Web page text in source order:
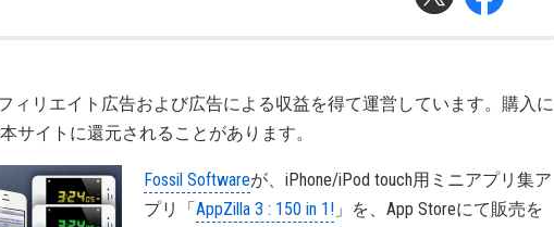
ィリエイト広告および広告による収益を得て運営しています。購入に
サイトに還元されることがあります。
Fossil Softwareが、iPhone/iPod touch用ミニアプリ集ア
プリ「AppZilla 3 : 150 in 1! 」を、App Storeにて販売を